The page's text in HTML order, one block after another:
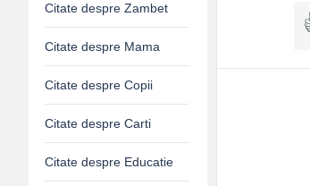
Citate despre Zambet
Citate despre Mama
Citate despre Copii
Citate despre Carti
Citate despre Educatie